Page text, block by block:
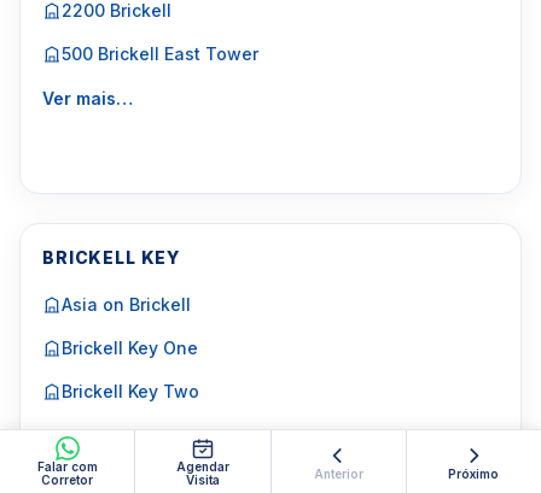
Falar com
Corretor
Agendar
Visita
Anterior Próximo
2200 Brickell
500 Brickell East Tower
Ver mais…
BRICKELL KEY
Asia on Brickell
Brickell Key One
Brickell Key Two
Courts Brickell Key